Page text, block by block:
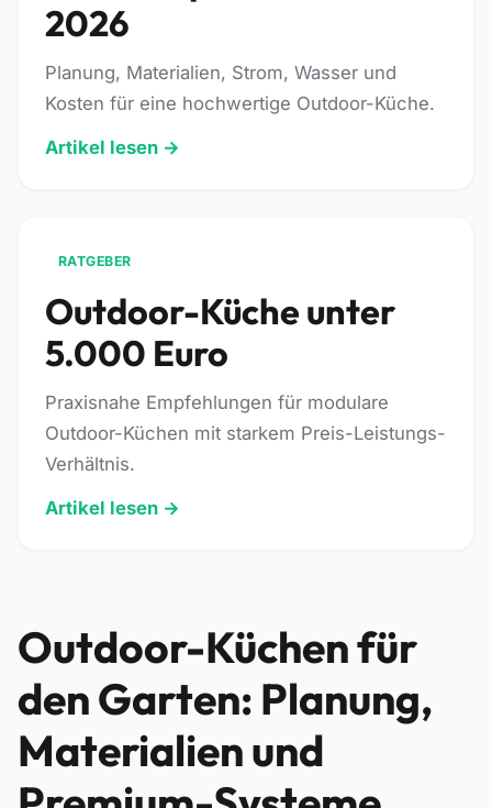
2026
Planung, Materialien, Strom, Wasser und
Kosten für eine hochwertige Outdoor-Küche.
Artikel lesen →
RATGEBER
Outdoor-Küche unter
5.000 Euro
Praxisnahe Empfehlungen für modulare
Outdoor-Küchen mit starkem Preis-Leistungs-
Verhältnis.
Artikel lesen →
Outdoor-Küchen für
den Garten: Planung,
Materialien und